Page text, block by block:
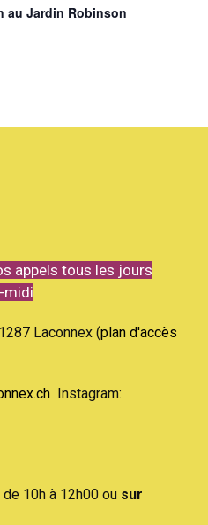
au Jardin Robinson
appels tous les jours
midi
Laconnex (plan d'accès
Instagram:
10h à 12h00 ou sur